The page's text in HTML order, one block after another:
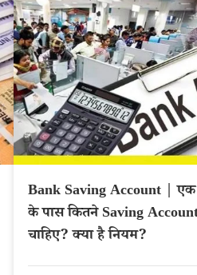
Bank Saving Account | एक
के पास कितने Saving
चाहिए? क्या है नियम?